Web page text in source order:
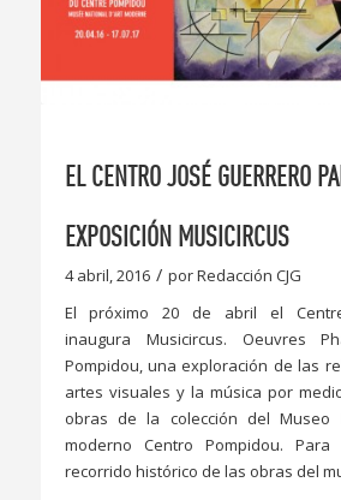
EL CENTRO JOSÉ GUERRERO
EXPOSICIÓN MUSICIRCUS
4 abril, 2016 / porRedacción CJG
El próximo 20 de abril el Centre
inaugura Musicircus. Oeuvres
Pompidou, una exploración de las
artes visuales y la música por
obras de la colección del Museo
moderno Centro Pompidou. Para
recorrido histórico de las obras del